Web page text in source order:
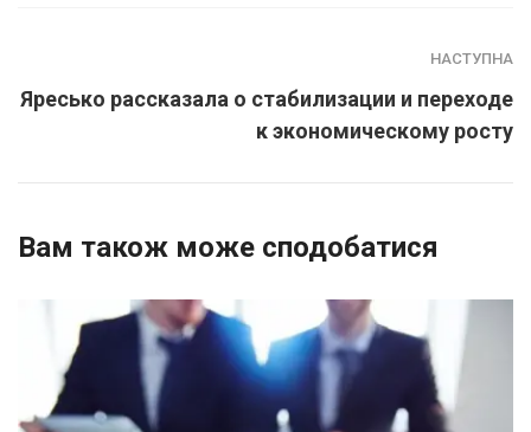
НАСТУПНА
Яресько рассказала о стабилизации и переходе
к экономическому росту
Вам також може сподобатися